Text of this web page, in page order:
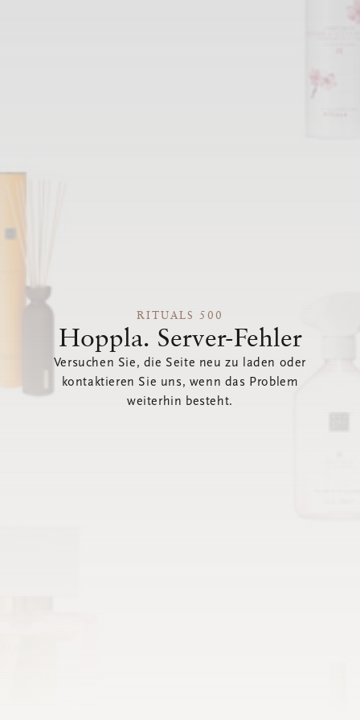
RITUALS 500
Hoppla. Server-Fehler
Versuchen Sie, die Seite neu zu laden oder
kontaktieren Sie uns, wenn das Problem
weiterhin besteht.